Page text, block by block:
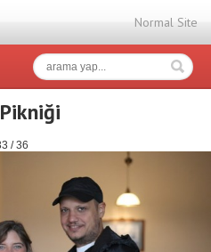
Normal Site
/ 36